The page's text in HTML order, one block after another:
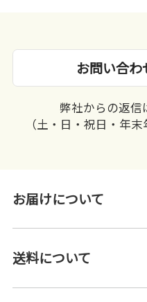
お問い合
弊社からの返信
（土・日・祝日・年
お届けについて
送料について